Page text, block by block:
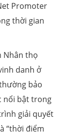
Promoter
thời gian
Nhân thọ
danh ở
bảo
nổi bật trong
giải quyết
“thời điểm